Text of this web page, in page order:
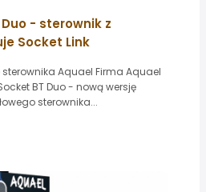
- sterownik z
Socket Link
Aquael Firma Aquael
BT Duo - nową wersję
sterownika...